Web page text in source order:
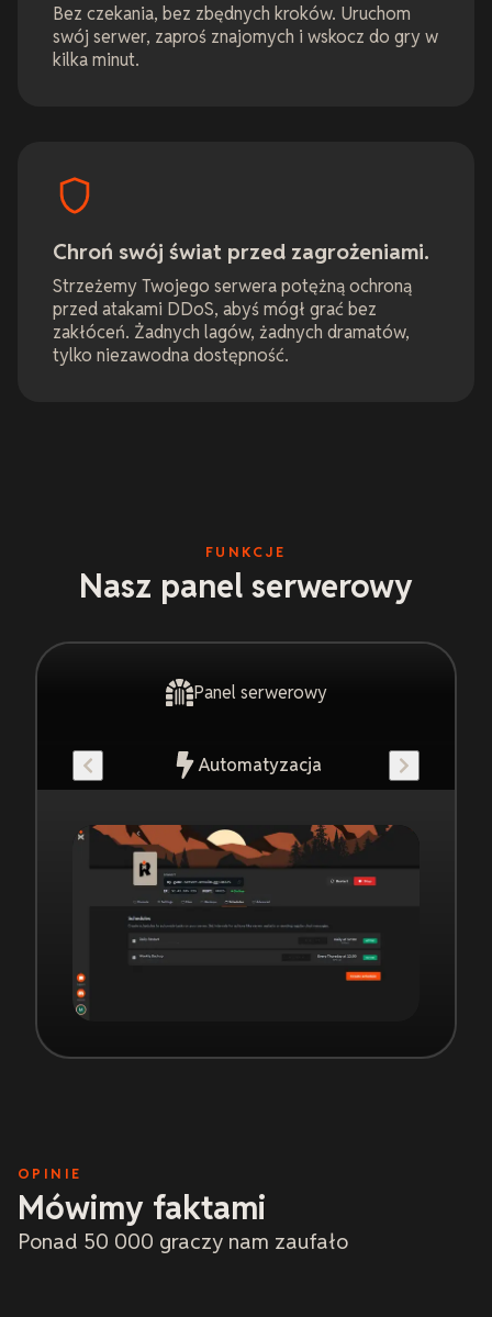
Bez czekania, bez zbędnych kroków. Uruchom
swój serwer, zaproś znajomych i wskocz do gry w
kilka minut.
Chroń swój świat przed zagrożeniami.
Strzeżemy Twojego serwera potężną ochroną
przed atakami DDoS, abyś mógł grać bez
zakłóceń. Żadnych lagów, żadnych dramatów,
tylko niezawodna dostępność.
FUNKCJE
Nasz panel serwerowy
Panel serwerowy
Automatyzacja
OPINIE
Mówimy faktami
Ponad 50 000 graczy nam zaufało